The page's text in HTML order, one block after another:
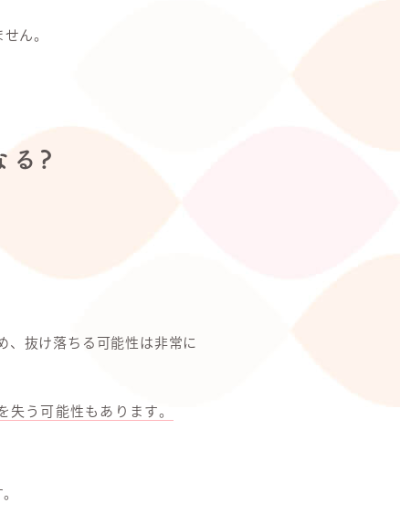
ん。
る?
、抜け落ちる可能性は非常に
う可能性もあります。